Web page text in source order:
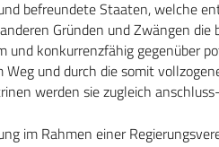
befreundete Staaten, welche
Gründen und Zwängen
und konkurrenzfähig gegenüber
und durch die somit
werden sie zugleich
im Rahmen einer